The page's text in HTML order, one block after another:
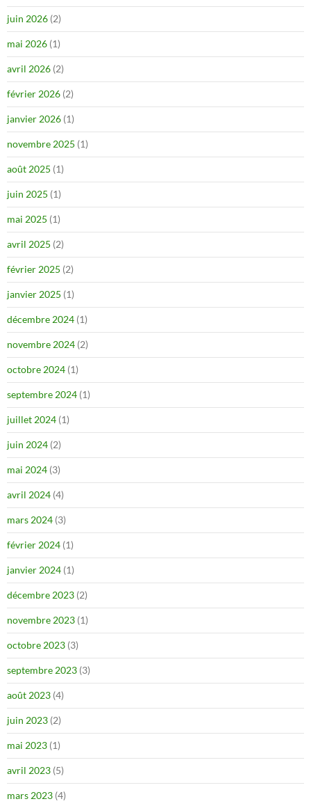
juin 2026 (2)
mai 2026 (1)
avril 2026 (2)
février 2026 (2)
janvier 2026 (1)
novembre 2025 (1)
août 2025 (1)
juin 2025 (1)
mai 2025 (1)
avril 2025 (2)
février 2025 (2)
janvier 2025 (1)
décembre 2024 (1)
novembre 2024 (2)
octobre 2024 (1)
septembre 2024 (1)
juillet 2024 (1)
juin 2024 (2)
mai 2024 (3)
avril 2024 (4)
mars 2024 (3)
février 2024 (1)
janvier 2024 (1)
décembre 2023 (2)
novembre 2023 (1)
octobre 2023 (3)
septembre 2023 (3)
août 2023 (4)
juin 2023 (2)
mai 2023 (1)
avril 2023 (5)
mars 2023 (4)